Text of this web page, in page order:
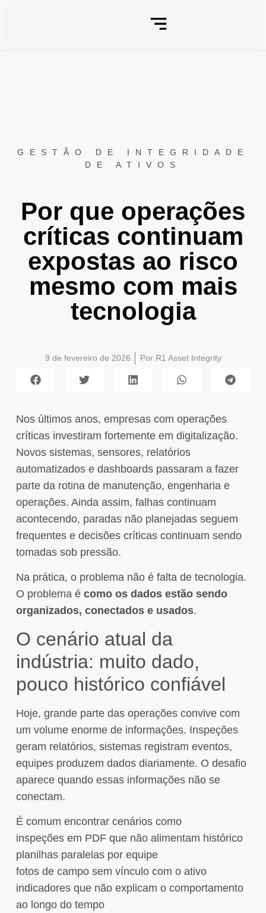
GESTÃO DE INTEGRIDADE
DE ATIVOS
Por que operações
críticas continuam
expostas ao risco
mesmo com mais
tecnologia
9 de fevereiro de 2026 PorR1 Asset Integrity
Nos últimos anos, empresas com operações
críticas investiram fortemente em digitalização.
Novos sistemas, sensores, relatórios
automatizados e dashboards passaram a fazer
parte da rotina de manutenção, engenharia e
operações. Ainda assim, falhas continuam
acontecendo, paradas não planejadas seguem
frequentes e decisões críticas continuam sendo
tomadas sob pressão.
Na prática, o problema não é falta de tecnologia.
O problema é como os dados estão sendo
organizados, conectados e usados.
O cenário atual da
indústria: muito dado,
pouco histórico confiável
Hoje, grande parte das operações convive com
um volume enorme de informações. Inspeções
geram relatórios, sistemas registram eventos,
equipes produzem dados diariamente. O desafio
aparece quando essas informações não se
conectam.
É comum encontrar cenários como
inspeções em PDF que não alimentam histórico
planilhas paralelas por equipe
fotos de campo sem vínculo com o ativo
indicadores que não explicam o comportamento
ao longo do tempo